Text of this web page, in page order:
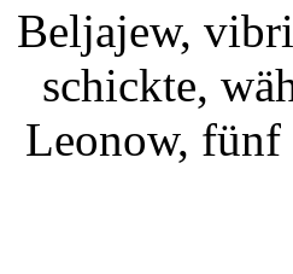
Beljajew,
schickte,
Leonow,